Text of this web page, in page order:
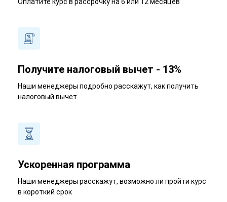
Получите налоговый вычет - 13%
Наши менеджеры подробно расскажут, как получить
налоговый вычет
Ускоренная программа
Наши менеджеры расскажут, возможно ли пройти курс
в короткий срок